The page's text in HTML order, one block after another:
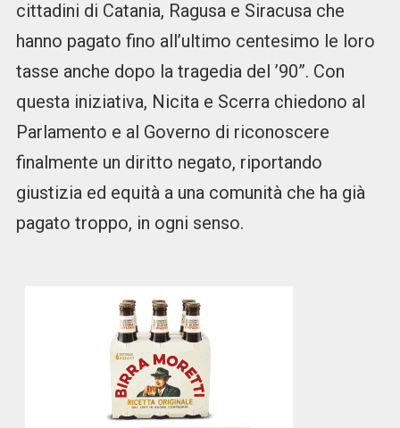
cittadini di Catania, Ragusa e Siracusa che
hanno pagato fino all’ultimo centesimo le loro
tasse anche dopo la tragedia del ’90”. Con
questa iniziativa, Nicita e Scerra chiedono al
Parlamento e al Governo di riconoscere
finalmente un diritto negato, riportando
giustizia ed equità a una comunità che ha già
pagato troppo, in ogni senso.